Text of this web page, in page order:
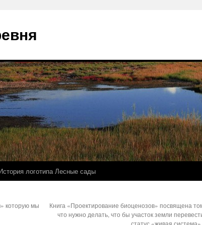
логотипа Лесные сады
которую мы
Книга «Проектирование биоценозов» посвящена
что нужно делать, что бы участок земли
статус «живая система»